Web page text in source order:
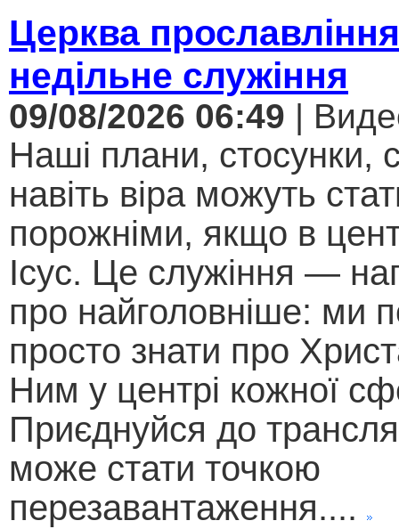
Церква
недільне служіння
09/08/2026 06:49 |
Наші плани, стосунки,
навіть віра можуть
порожніми, якщо в
Ісус. Це служіння —
про найголовніше: ми
просто знати про
Ним у центрі кожної
Приєднуйся до
може стати точкою
перезавантаження....